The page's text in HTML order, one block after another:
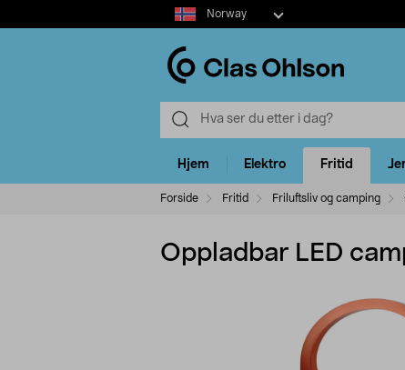
Select
market
Norway
Hjem Elektro Fritid
Forside Fritid Friluftsliv og camping
Oppladbar LED